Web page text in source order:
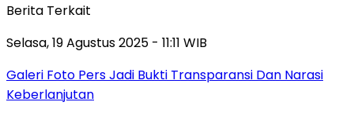
Berita Terkait
Selasa, 19 Agustus 2025 - 11:11 WIB
Galeri Foto Pers Jadi Bukti Transparansi Dan Narasi
Keberlanjutan